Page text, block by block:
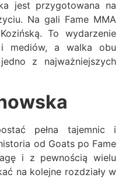
jest przygotowana na
Na gali Fame MMA
To wydarzenie
i mediów, a walka obu
z najważniejszych
pełna tajemnic i
od Goats po Fame
i z pewnością wielu
na kolejne rozdziały w